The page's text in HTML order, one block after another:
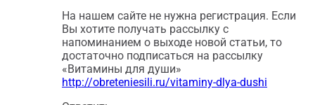
На нашем сайте не нужна регистрация. Если
Вы хотите получать рассылку с
напоминанием о выходе новой статьи, то
достаточно подписаться на рассылку
«Витамины для души»
http://obreteniesili.ru/vitaminy-dlya-dushi